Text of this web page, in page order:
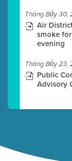
Tháng Bảy 30,
Air
smoke
evening
Tháng Bảy 23,
Public
Advisory